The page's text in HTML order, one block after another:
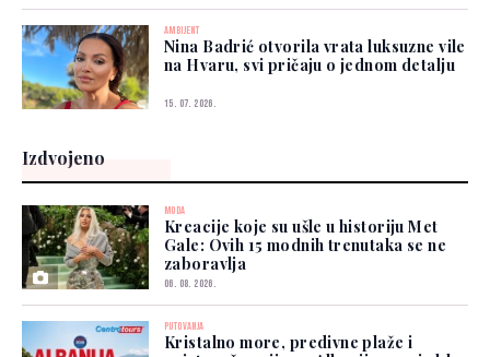
AMBIJENT
Nina Badrić otvorila vrata luksuzne vile
na Hvaru, svi pričaju o jednom detalju
15. 07. 2026.
Izdvojeno
MODA
Kreacije koje su ušle u historiju Met
Gale: Ovih 15 modnih trenutaka se ne
zaboravlja
06. 08. 2026.
PUTOVANJA
Kristalno more, predivne plaže i